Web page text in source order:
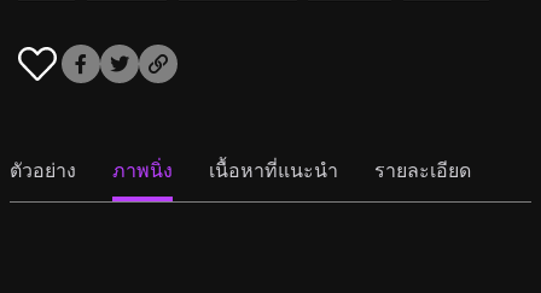
ตัวอย่าง ภาพนิ่ง เนื้อหาที่แนะนำ รายละเอียด